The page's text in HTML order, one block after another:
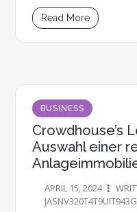
Read More
BUSINESS
Crowdhouse’s
Auswahl einer
APRIL 15, 2024